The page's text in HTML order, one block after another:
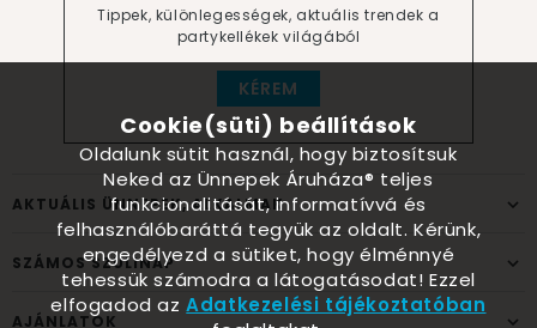
Tippek, különlegességek, aktuális trendek a
partykellékek világából
KÉREM
AKTUÁLIS ÜNNEPEK, ALKALMAK
SZÁMOS SZÜLINAP
AJÁNLATOK
Cookie(süti) beállítások
Oldalunk sütit használ, hogy biztosítsuk
Neked az Ünnepek Áruháza® teljes
funkcionalitását, informatívvá és
felhasználóbaráttá tegyük az oldalt. Kérünk,
engedélyezd a sütiket, hogy élménnyé
tehessük számodra a látogatásodat! Ezzel
elfogadod azAdatkezelési tájékoztatóban